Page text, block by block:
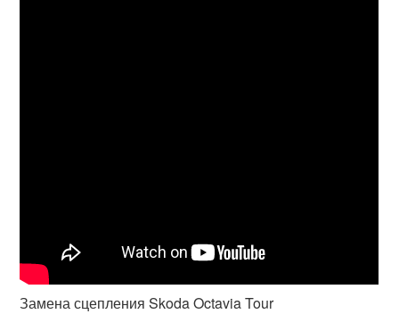
Замена сцепления Skoda Octavia Tour